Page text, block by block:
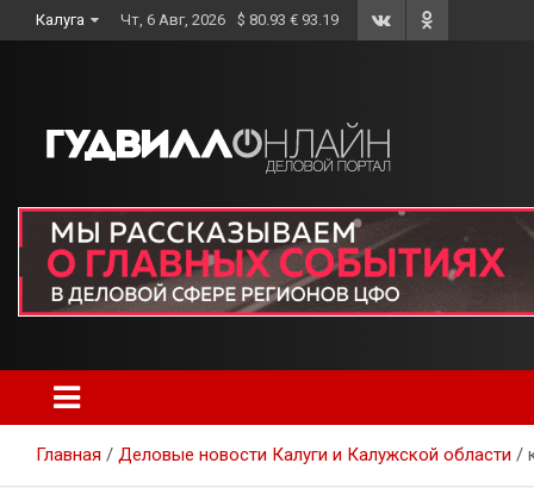
to
Калуга Чт, 6 Авг, 2026 $ 80.93 € 93.19
Главная Деловые новости Калуги и Калужской области